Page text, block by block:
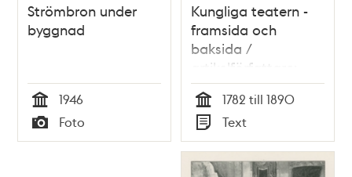
Strömbron under
byggnad
Tid
1946
Typ
Foto
Kungliga teatern -
framsida och
baksida /
artikelförfattare:
Hans Öjmyr
Tid
1782 till 1890
Typ
Text